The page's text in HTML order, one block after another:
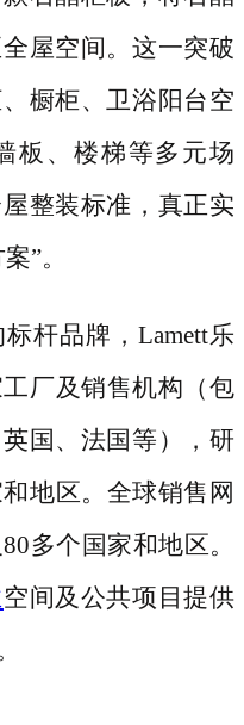
屋空间。这一突破
橱柜、卫浴阳台空
板、楼梯等多元场
整装标准，真正实
”。
杆品牌， Lamett乐
厂及销售机构（包
国、法国等），研
地区。全球销售网
多个国家和地区。
空间及公共项目提供